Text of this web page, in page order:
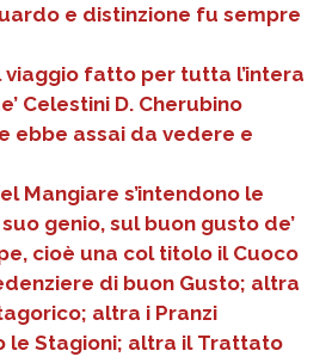
e distinzione fu sempre
viaggio fatto per tutta l’intera
Celestini D. Cherubino
ebbe assai da vedere e
Mangiare s’intendono le
genio, sul buon gusto de’
cioè una col titolo il Cuoco
di buon Gusto; altra
altra i Pranzi
le Stagioni; altra il Trattato